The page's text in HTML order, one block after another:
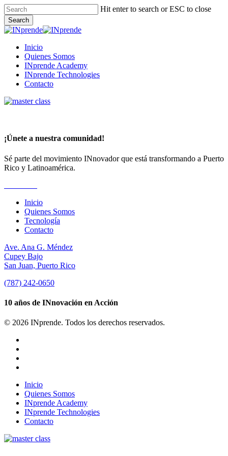
Skip
to
main
content
Hit enter to search or ESC to close
Search
Close
Menu
Inicio
Quienes Somos
INprende Academy
INprende Technologies
Contacto
¡Únete a nuestra comunidad!
Sé parte del movimiento INnovador que está transformando a Puerto
Rico y Latinoamérica.
Inicio
Quienes Somos
Tecnología
Contacto
Ave. Ana G. Méndez
Cupey Bajo
San Juan, Puerto Rico
(787) 242-0650
10 años de INnovación en Acción
© 2026 INprende. Todos los derechos reservados.
Close
Menu
Inicio
Quienes Somos
INprende Academy
INprende Technologies
Contacto